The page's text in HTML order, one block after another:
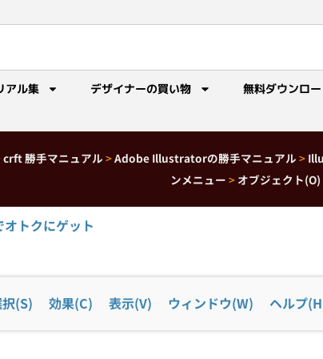
アル集 デザイナーの買い物 無料ダウンロ
crft 勝手マニュアル >Adobe Illustratorの勝手マニュアル >
ンメニュー > オブジェクト(O)
トクにゲット
(S) 効果(C) 表示(V) ウィンドウ(W) ヘルプ